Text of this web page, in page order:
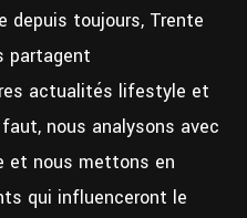
toujours, Trente
partagent
actualités lifestyle et
nous analysons avec
et nous mettons en
qui influenceront le